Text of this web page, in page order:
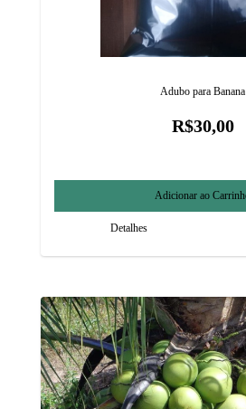
Adubo para Banana
R$30,00
Detalhes